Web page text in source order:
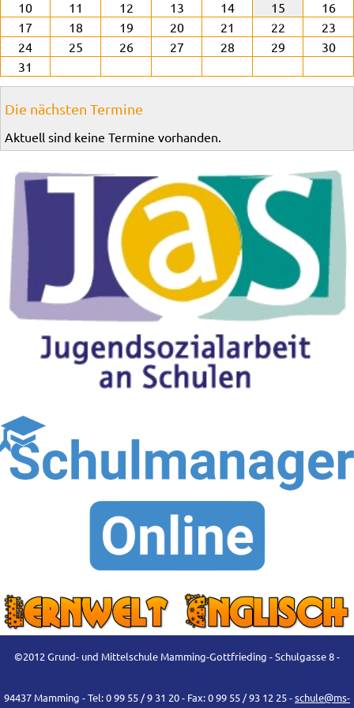
10
11 12 13 14 15
16
17
18 19 20 21 22
23
24
25 26 27 28 29
30
31
Die nächsten Termine
Aktuell sind keine Termine vorhanden.
©2012 Grund- und Mittelschule Mamming-Gottfrieding - Schulgasse 8 -
94437 Mamming - Tel: 0 99 55 / 9 31 20 - Fax: 0 99 55 / 93 12 25 -schule@ms-